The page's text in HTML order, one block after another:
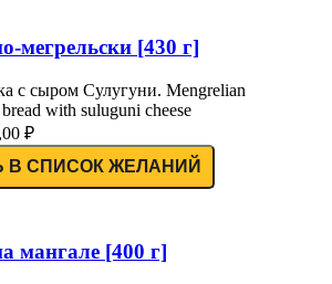
мегрельски [430 г]
с сыром Сулугуни. Mengrelian
with suluguni cheese
₽
В СПИСОК ЖЕЛАНИЙ
мангале [400 г]